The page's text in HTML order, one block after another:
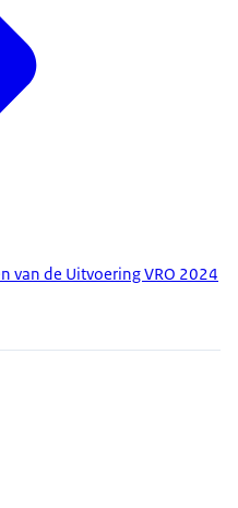
van de Uitvoering VRO 2024